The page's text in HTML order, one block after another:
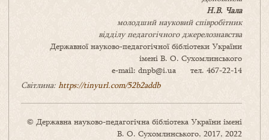
Н.В. Чала
молодший науковий співробітник
відділу педагогічного джерелознавства
Державної науково-педагогічної бібліотеки України
імені В. О. Сухомлинського
e-mail: dnpb@i.ua тел. 467-22-14
Світлина: https://tinyurl.com/52b2addb
© Державна науково-педагогічна бібліотека України імені
В. О. Сухомлинського, 2017, 2022